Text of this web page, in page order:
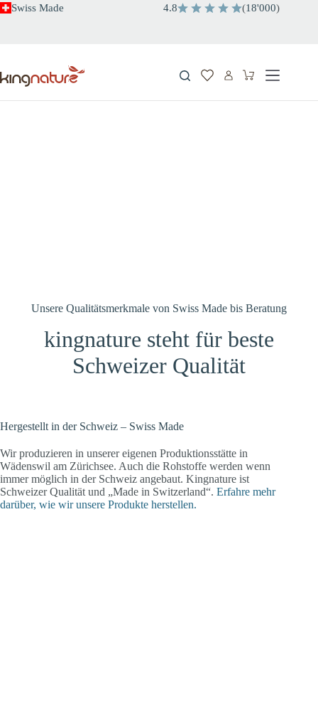
ZumSwiss Made 4.8 (18'000)
Warenkorb
Unsere Qualitätsmerkmale von Swiss Made bis Beratung
kingnature steht für beste
Schweizer Qualität
Hergestellt in der Schweiz – Swiss Made
Wir produzieren in unserer eigenen Produktionsstätte in
Wädenswil am Zürichsee. Auch die Rohstoffe werden wenn
immer möglich in der Schweiz angebaut. Kingnature ist
Schweizer Qualität und „Made in Switzerland“. Erfahre mehr
darüber, wie wir unsere Produkte herstellen.